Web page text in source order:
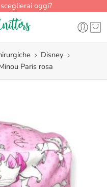
oggi?
Disney
Paris rosa